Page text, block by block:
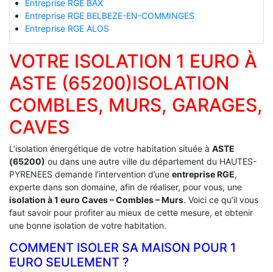
Entreprise RGE BAX
Entreprise RGE BELBEZE-EN-COMMINGES
Entreprise RGE ALOS
VOTRE ISOLATION 1 EURO À
ASTE (65200)ISOLATION
COMBLES, MURS, GARAGES,
CAVES
L’isolation énergétique de votre habitation située à ASTE
(65200) ou dans une autre ville du département du HAUTES-
PYRENEES demande l’intervention d’une entreprise RGE,
experte dans son domaine, afin de réaliser, pour vous, une
isolation à 1 euro Caves – Combles – Murs. Voici ce qu’il vous
faut savoir pour profiter au mieux de cette mesure, et obtenir
une bonne isolation de votre habitation.
COMMENT ISOLER SA MAISON POUR 1
EURO SEULEMENT ?